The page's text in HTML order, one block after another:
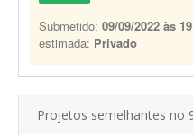
Submetido: 09/09/2022 às
estimada: Privado
Projetos semelhantes no